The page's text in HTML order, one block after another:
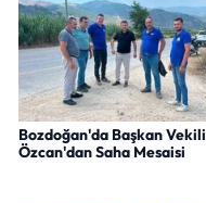
Bozdoğan'da Başkan Vekili
Özcan'dan Saha Mesaisi